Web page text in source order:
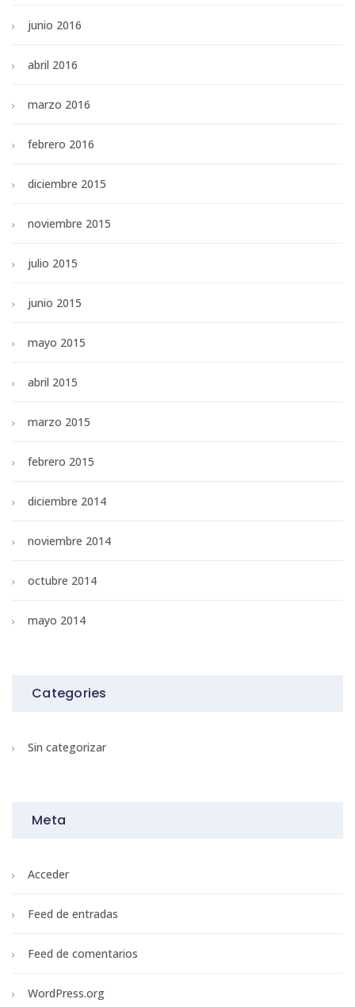
junio 2016
abril 2016
marzo 2016
febrero 2016
diciembre 2015
noviembre 2015
julio 2015
junio 2015
mayo 2015
abril 2015
marzo 2015
febrero 2015
diciembre 2014
noviembre 2014
octubre 2014
mayo 2014
Categories
Sin categorizar
Meta
Acceder
Feed de entradas
Feed de comentarios
WordPress.org